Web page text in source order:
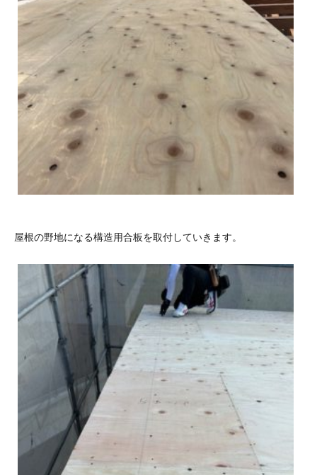
屋根の野地になる構造用合板を取付していきます。